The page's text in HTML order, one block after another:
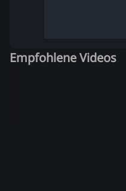
Empfohlene Videos